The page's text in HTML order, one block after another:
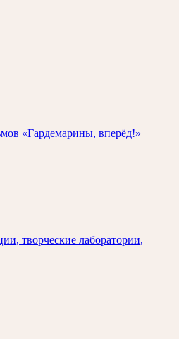
«Гардемарины, вперёд!»
творческие лаборатории,